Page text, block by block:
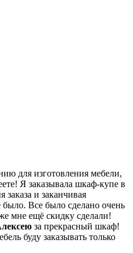
для изготовления мебели,
Я заказывала шкаф-купе в
и заканчивая
Все было сделано очень
мне ещё скидку сделали!
за прекрасный шкаф!
буду заказывать только